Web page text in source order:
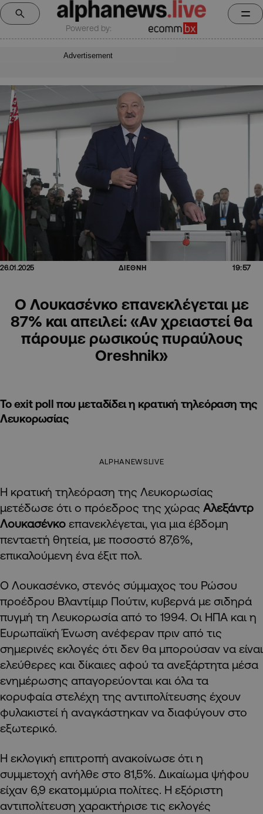
Powered by:
Advertisement
26.01.2025 ΔΙΕΘΝΗ 19:57
Ο Λουκασένκο επανεκλέγεται με
87% και απειλεί: «Αν χρειαστεί θα
πάρουμε ρωσικούς πυραύλους
Oreshnik»
Το exit poll που μεταδίδει η κρατική τηλεόραση της
Λευκορωσίας
ALPHANEWSLIVE
Η κρατική τηλεόραση της Λευκορωσίας
μετέδωσε ότι ο πρόεδρος της χώρας Αλεξάντρ
Λουκασένκο επανεκλέγεται, για μια έβδομη
πενταετή θητεία, με ποσοστό 87,6%,
επικαλούμενη ένα έξιτ πολ.
Ο Λουκασένκο, στενός σύμμαχος του Ρώσου
προέδρου Βλαντίμιρ Πούτιν, κυβερνά με σιδηρά
πυγμή τη Λευκορωσία από το 1994. Οι ΗΠΑ και η
Ευρωπαϊκή Ένωση ανέφεραν πριν από τις
σημερινές εκλογές ότι δεν θα μπορούσαν να είναι
ελεύθερες και δίκαιες αφού τα ανεξάρτητα μέσα
ενημέρωσης απαγορεύονται και όλα τα
κορυφαία στελέχη της αντιπολίτευσης έχουν
φυλακιστεί ή αναγκάστηκαν να διαφύγουν στο
εξωτερικό.
Η εκλογική επιτροπή ανακοίνωσε ότι η
συμμετοχή ανήλθε στο 81,5%. Δικαίωμα ψήφου
είχαν 6,9 εκατομμύρια πολίτες. Η εξόριστη
αντιπολίτευση χαρακτήρισε τις εκλογές